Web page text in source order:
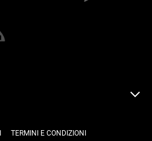
TERMINI E CONDIZIONI